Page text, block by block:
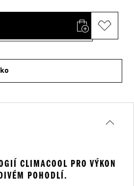
CLIMACOOL PRO VÝKON
POHODLÍ.